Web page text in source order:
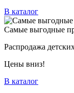
В каталог
Самые выгодные
Распродажа
Цены вниз!
В каталог